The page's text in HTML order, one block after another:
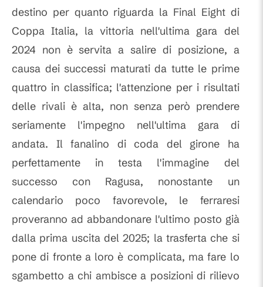
destino per quanto riguarda la Final Eight di
Coppa Italia, la vittoria nell'ultima gara del
2024 non è servita a salire di posizione, a
causa dei successi maturati da tutte le prime
quattro in classifica; l'attenzione per i risultati
delle rivali è alta, non senza però prendere
seriamente l'impegno nell'ultima gara di
andata. Il fanalino di coda del girone ha
perfettamente in testa l'immagine del
successo con Ragusa, nonostante un
calendario poco favorevole, le ferraresi
proveranno ad abbandonare l'ultimo posto già
dalla prima uscita del 2025; la trasferta che si
pone di fronte a loro è complicata, ma fare lo
sgambetto a chi ambisce a posizioni di rilievo